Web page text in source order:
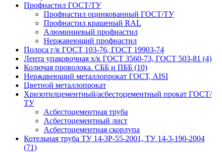
Профнастил ГОСТ/ТУ
Профнастил оцинкованный ГОСТ/ТУ
Профнастил крашеный RAL
Алюминиевый профнастил
Нержавеющий профнастил
Полоса г/к ГОСТ 103-76, ГОСТ 19903-74
Лента упаковочная х/к ГОСТ 3560-73, ГОСТ 503-81 (4)
Колючая проволока. СББ и ПББ (10)
Нержавеющий металлопрокат ГОСТ, AISI
Цветной металлопрокат
Хризотилцементный/асбестоцементный прокат ГОСТ/
ТУ
Асбестоцементная труба
Асбестоцементный лист
Асбестоцементная скорлупа
Котельная труба ТУ 14-3Р-55-2001, ТУ 14-3-190-2004
(71)